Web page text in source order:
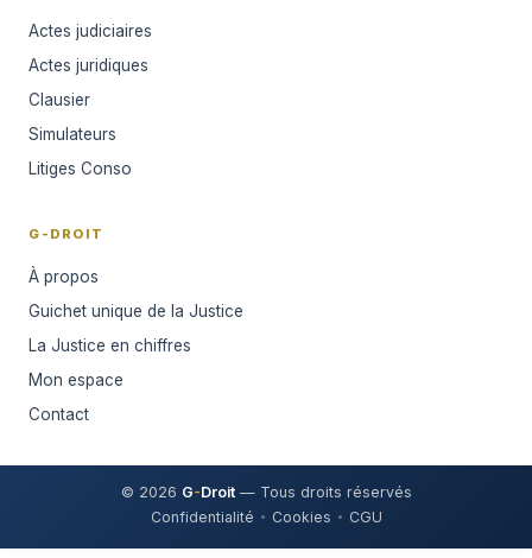
Actes judiciaires
Actes juridiques
Clausier
Simulateurs
Litiges Conso
G-DROIT
À propos
Guichet unique de la Justice
La Justice en chiffres
Mon espace
Contact
© 2026 G-Droit— Tous droits réservés
Confidentialité
Cookies CGU